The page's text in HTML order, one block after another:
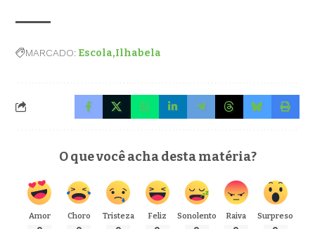
MARCADO: Escola Ilhabela
O que você acha desta matéria?
Amor Choro Tristeza Feliz Sonolento Raiva Surpreso